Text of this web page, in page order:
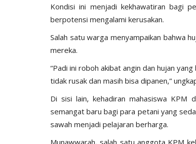
Kondisi ini menjadi kekhawatiran bagi
berpotensi mengalami kerusakan.
‎Salah satu warga menyampaikan bahwa
mereka.
‎‎“Padi ini roboh akibat angin dan hujan
tidak rusak dan masih bisa dipanen,”
‎‎Di sisi lain, kehadiran mahasiswa KPM
semangat baru bagi para petani yang
sawah menjadi pelajaran berharga.
‎‎Munawwarah, salah satu anggota KPM